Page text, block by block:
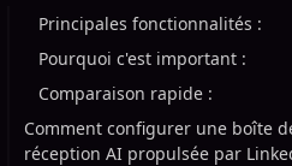
Principales fonctionnalités :
Pourquoi c'est important :
Comparaison rapide :
Comment configurer une boîte
réception AI propulsée par